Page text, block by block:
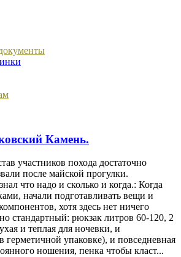
Камень.
участников похода достаточно
после майской прогулки.
что надо и сколько и когда.: Когда
начали подготавливать вещи и
хотя здесь нет ничего
стандартный: рюкзак литров 60-120, 2
и теплая для ночевки, и
герметичной упаковке), и повседневная
ношения, пенка чтобы класт...